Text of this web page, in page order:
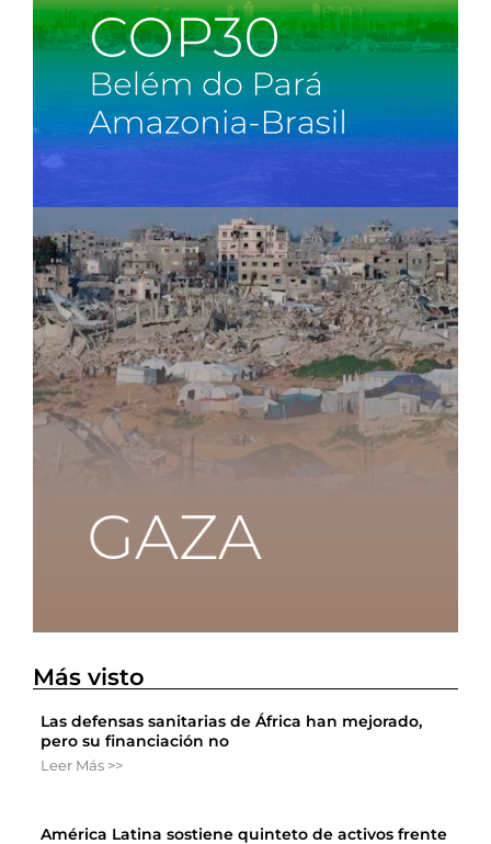
Más visto
Las defensas sanitarias de África han mejorado,
pero su financiación no
Leer Más >>
América Latina sostiene quinteto de activos frente